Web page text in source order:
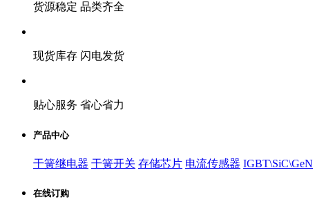
货源稳定 品类齐全
现货库存 闪电发货
贴心服务 省心省力
产品中心
干簧继电器 干簧开关 存储芯片 电流传感器 IGBT\SiC\GeN
在线订购